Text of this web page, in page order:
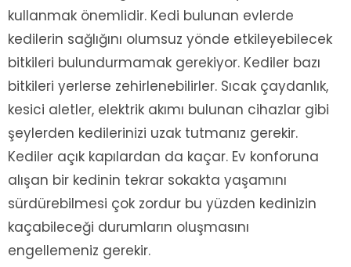
kullanmak önemlidir. Kedi bulunan evlerde
kedilerin sağlığını olumsuz yönde etkileyebilecek
bitkileri bulundurmamak gerekiyor. Kediler bazı
bitkileri yerlerse zehirlenebilirler. Sıcak çaydanlık,
kesici aletler, elektrik akımı bulunan cihazlar gibi
şeylerden kedilerinizi uzak tutmanız gerekir.
Kediler açık kapılardan da kaçar. Ev konforuna
alışan bir kedinin tekrar sokakta yaşamını
sürdürebilmesi çok zordur bu yüzden kedinizin
kaçabileceği durumların oluşmasını
engellemeniz gerekir.